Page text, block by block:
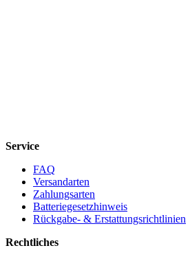
Service
FAQ
Versandarten
Zahlungsarten
Batteriegesetzhinweis
Rückgabe- & Erstattungsrichtlinien
Rechtliches